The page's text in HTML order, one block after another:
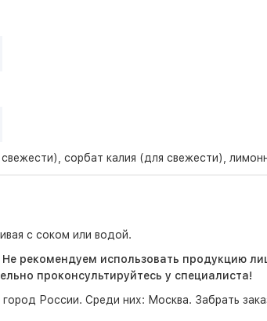
сорбат калия (для свежести),
с соком или водой.
рекомендуем использовать продукцию
проконсультируйтесь у специалиста!
России. Среди них: Москва. Забрать